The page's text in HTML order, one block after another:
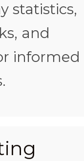
statistics,
and
informed